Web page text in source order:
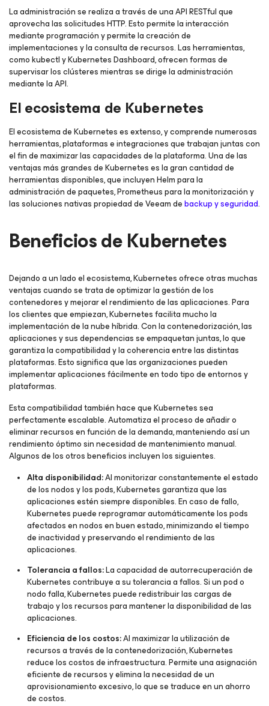
La administración se realiza a través de una API RESTful que
aprovecha las solicitudes HTTP. Esto permite la interacción
mediante programación y permite la creación de
implementaciones y la consulta de recursos. Las herramientas,
como kubectl y Kubernetes Dashboard, ofrecen formas de
supervisar los clústeres mientras se dirige la administración
mediante la API.
El ecosistema de Kubernetes
El ecosistema de Kubernetes es extenso, y comprende numerosas
herramientas, plataformas e integraciones que trabajan juntas con
el fin de maximizar las capacidades de la plataforma. Una de las
ventajas más grandes de Kubernetes es la gran cantidad de
herramientas disponibles, que incluyen Helm para la
administración de paquetes, Prometheus para la monitorización y
las soluciones nativas propiedad de Veeam debackup y seguridad.
Beneficios de Kubernetes
Dejando a un lado el ecosistema, Kubernetes ofrece otras muchas
ventajas cuando se trata de optimizar la gestión de los
contenedores y mejorar el rendimiento de las aplicaciones. Para
los clientes que empiezan, Kubernetes facilita mucho la
implementación de la nube híbrida. Con la contenedorización, las
aplicaciones y sus dependencias se empaquetan juntas, lo que
garantiza la compatibilidad y la coherencia entre las distintas
plataformas. Esto significa que las organizaciones pueden
implementar aplicaciones fácilmente en todo tipo de entornos y
plataformas.
Esta compatibilidad también hace que Kubernetes sea
perfectamente escalable. Automatiza el proceso de añadir o
eliminar recursos en función de la demanda, manteniendo así un
rendimiento óptimo sin necesidad de mantenimiento manual.
Algunos de los otros beneficios incluyen los siguientes.
Alta disponibilidad:Al monitorizar constantemente el estado
de los nodos y los pods, Kubernetes garantiza que las
aplicaciones estén siempre disponibles. En caso de fallo,
Kubernetes puede reprogramar automáticamente los pods
afectados en nodos en buen estado, minimizando el tiempo
de inactividad y preservando el rendimiento de las
aplicaciones.
Tolerancia a fallos:La capacidad de autorrecuperación de
Kubernetes contribuye a su tolerancia a fallos. Si un pod o
nodo falla, Kubernetes puede redistribuir las cargas de
trabajo y los recursos para mantener la disponibilidad de las
aplicaciones.
Eficiencia de los costos:Al maximizar la utilización de
recursos a través de la contenedorización, Kubernetes
reduce los costos de infraestructura. Permite una asignación
eficiente de recursos y elimina la necesidad de un
aprovisionamiento excesivo, lo que se traduce en un ahorro
de costos.